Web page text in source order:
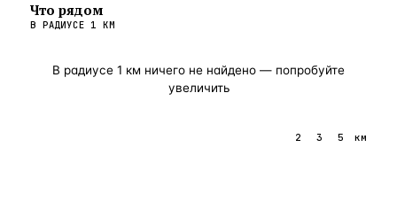
Что рядом
В РАДИУСЕ 1 КМ
В радиусе 1 км ничего не найдено — попробуйте
увеличить
2 3 5 км